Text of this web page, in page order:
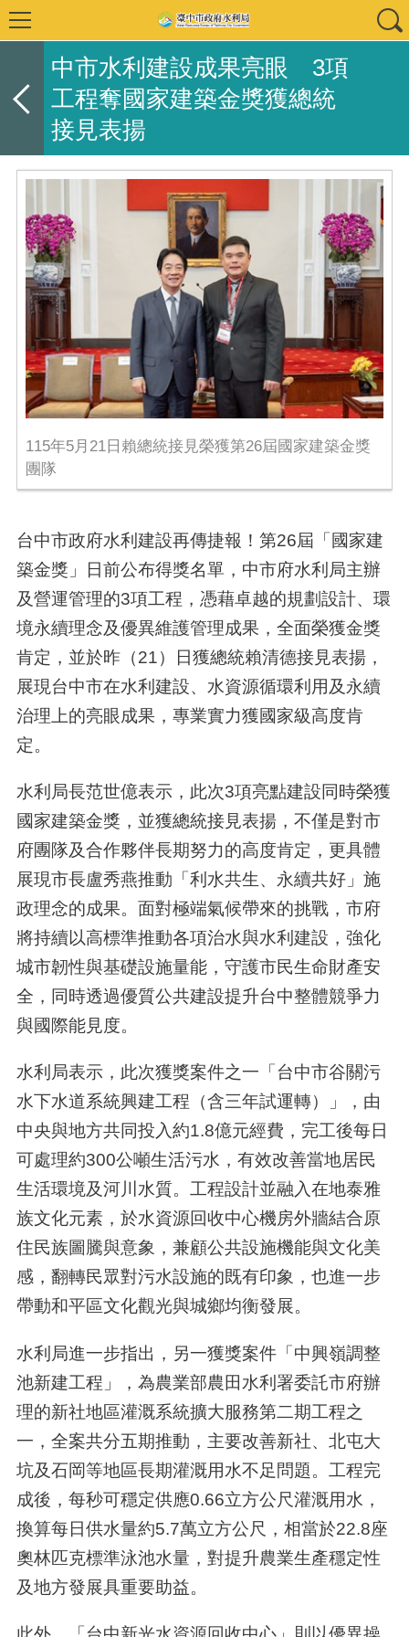
中市水利建設成果亮眼 3項
工程奪國家建築金獎獲總統
接見表揚
115年5月21日賴總統接見榮獲第26屆國家建築金獎
團隊
台中市政府水利建設再傳捷報！第26屆「國家建
築金獎」日前公布得獎名單，中市府水利局主辦
及營運管理的3項工程，憑藉卓越的規劃設計、環
境永續理念及優異維護管理成果，全面榮獲金獎
肯定，並於昨（21）日獲總統賴清德接見表揚，
展現台中市在水利建設、水資源循環利用及永續
治理上的亮眼成果，專業實力獲國家級高度肯
定。
水利局長范世億表示，此次3項亮點建設同時榮獲
國家建築金獎，並獲總統接見表揚，不僅是對市
府團隊及合作夥伴長期努力的高度肯定，更具體
展現市長盧秀燕推動「利水共生、永續共好」施
政理念的成果。面對極端氣候帶來的挑戰，市府
將持續以高標準推動各項治水與水利建設，強化
城市韌性與基礎設施量能，守護市民生命財產安
全，同時透過優質公共建設提升台中整體競爭力
與國際能見度。
水利局表示，此次獲獎案件之一「台中市谷關污
水下水道系統興建工程（含三年試運轉）」，由
中央與地方共同投入約1.8億元經費，完工後每日
可處理約300公噸生活污水，有效改善當地居民
生活環境及河川水質。工程設計並融入在地泰雅
族文化元素，於水資源回收中心機房外牆結合原
住民族圖騰與意象，兼顧公共設施機能與文化美
感，翻轉民眾對污水設施的既有印象，也進一步
帶動和平區文化觀光與城鄉均衡發展。
水利局進一步指出，另一獲獎案件「中興嶺調整
池新建工程」，為農業部農田水利署委託市府辦
理的新社地區灌溉系統擴大服務第二期工程之
一，全案共分五期推動，主要改善新社、北屯大
坑及石岡等地區長期灌溉用水不足問題。工程完
成後，每秒可穩定供應0.66立方公尺灌溉用水，
換算每日供水量約5.7萬立方公尺，相當於22.8座
奧林匹克標準泳池水量，對提升農業生產穩定性
及地方發展具重要助益。